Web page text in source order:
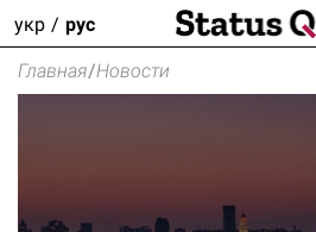
укр рус
Главная/Новости